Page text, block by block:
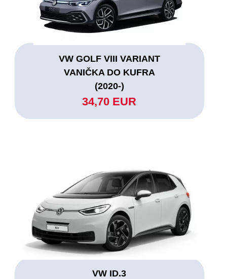
VW GOLF VIII VARIANT
VANIČKA DO KUFRA
(2020-)
34,70 EUR
VW ID.3